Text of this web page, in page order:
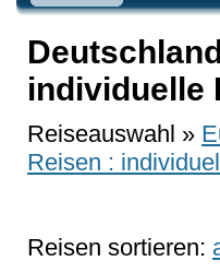
individuelle
Reiseauswahl »
Reisen :
Reisen sortieren: